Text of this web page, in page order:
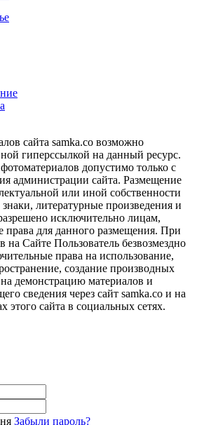
сайта samka.co возможно
гиперссылкой на данный ресурс.
допустимо только с
администрации сайта. Размещение
или иной собственности
литературные произведения и
исключительно лицам,
для данного размещения. При
на Сайте Пользователь безвозмездно
права на использование,
создание производных
демонстрацию материалов и
сведения через сайт samka.co и на
этого сайта в социальных сетях.
Забыли пароль?